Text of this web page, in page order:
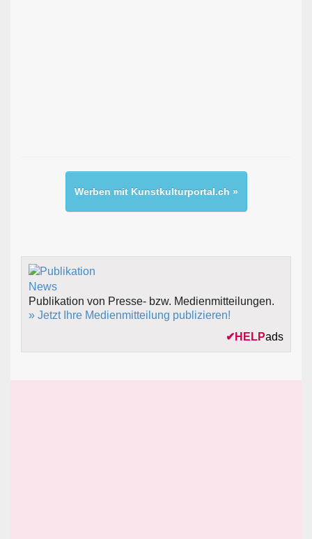
Werben mit Kunstkulturportal.ch »
Publikation von Presse- bzw. Medienmitteilungen.
» Jetzt Ihre Medienmitteilung publizieren!
✔ HELPads